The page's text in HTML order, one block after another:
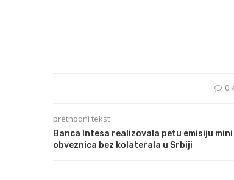
0
prethodni tekst
Banca Intesa realizovala petu emisiju mini
obveznica bez kolaterala u Srbiji